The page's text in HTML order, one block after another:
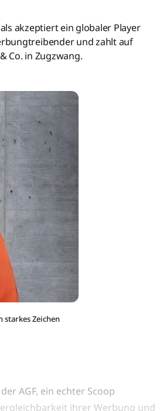
akzeptiert ein globaler Player
und zahlt auf
Co. in Zugzwang.
starkes Zeichen
AGF, ein echter Scoop
ihrer Werbung und